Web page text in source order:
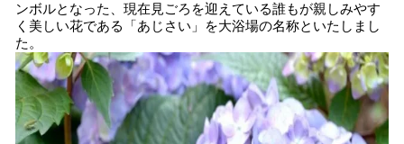
ンボルとなった、現在見ごろを迎えている誰もが親しみやす
く美しい花である「あじさい」を⼤浴場の名称といたしまし
た。